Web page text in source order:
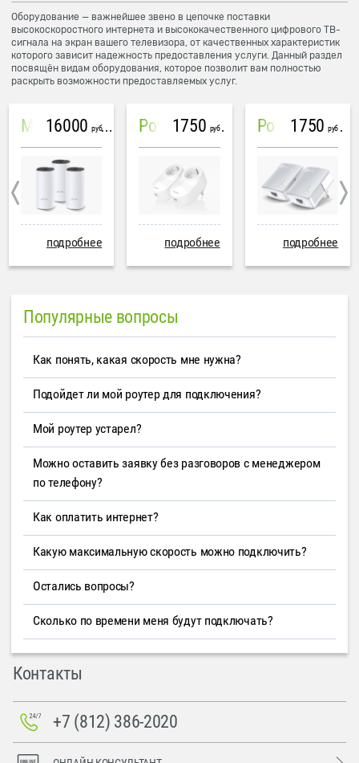
Оборудование — важнейшее звено в цепочке поставки
высокоскоростного интернета и высококачественного цифрового ТВ-
сигнала на экран вашего телевизора, от качественных характеристик
которого зависит надежность предоставления услуги. Данный раздел
посвящён видам оборудования, которое позволит вам полностью
раскрыть возможности предоставляемых услуг.
Mesh система TP-Link Deco M4 (3 устройства)
16000 руб
подробнее
PowerLine Tenda PH6
1750 руб
подробнее
PowerLine TP-Link AV600
1750 руб
подробнее
Популярные вопросы
Как понять, какая скорость мне нужна?
Подойдет ли мой роутер для подключения?
Мой роутер устарел?
Можно оставить заявку без разговоров с менеджером
по телефону?
Как оплатить интернет?
Какую максимальную скорость можно подключить?
Остались вопросы?
Сколько по времени меня будут подключать?
Контакты
+7 (812) 386-2020